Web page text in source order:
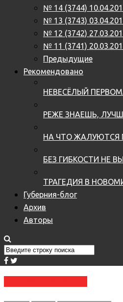
№ 14 (3744)
№ 13 (3743)
№ 12 (3742)
№ 11 (3741)
Предыдущие
Рекомендовано
НЕВЕСЁЛЫЙ
РЕЖЕ ЗНАЕШЬ,
НА ЧТО ЖАЛУЮТСЯ
БЕЗ ГИБКОСТИ НЕ
ТРАГЕДИЯ В
Губерния-блог
Архив
Авторы